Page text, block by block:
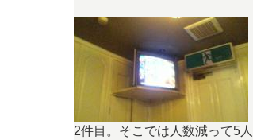
2件目。そこでは人数減って5